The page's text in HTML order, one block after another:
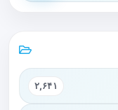
۲,۶۴۱